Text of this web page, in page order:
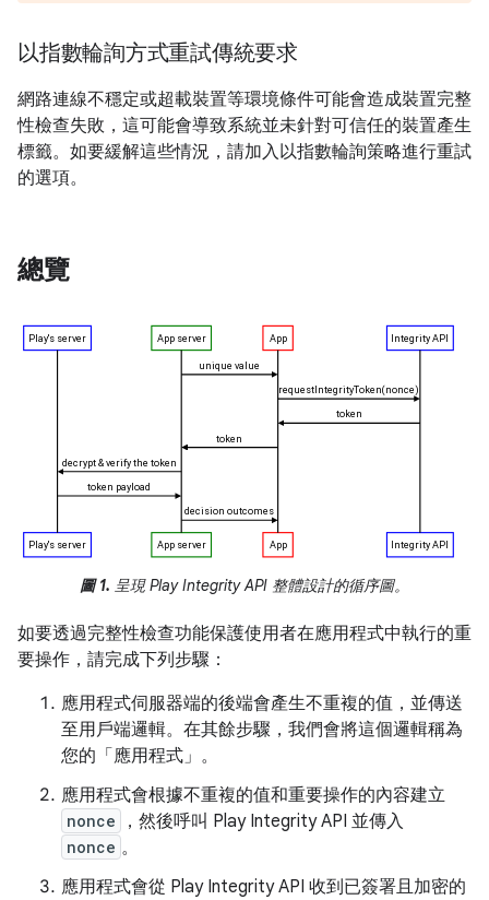
以指數輪詢方式重試傳統要求
網路連線不穩定或超載裝置等環境條件可能會造成裝置完整
性檢查失敗，這可能會導致系統並未針對可信任的裝置產生
標籤。如要緩解這些情況，請加入以指數輪詢策略進行重試
的選項。
總覽
圖 1. 呈現 Play Integrity API 整體設計的循序圖。
如要透過完整性檢查功能保護使用者在應用程式中執行的重
要操作，請完成下列步驟：
應用程式伺服器端的後端會產生不重複的值，並傳送
至用戶端邏輯。在其餘步驟，我們會將這個邏輯稱為
您的「應用程式」。
應用程式會根據不重複的值和重要操作的內容建立
nonce ，然後呼叫 Play Integrity API 並傳入
nonce 。
應用程式會從 Play Integrity API 收到已簽署且加密的